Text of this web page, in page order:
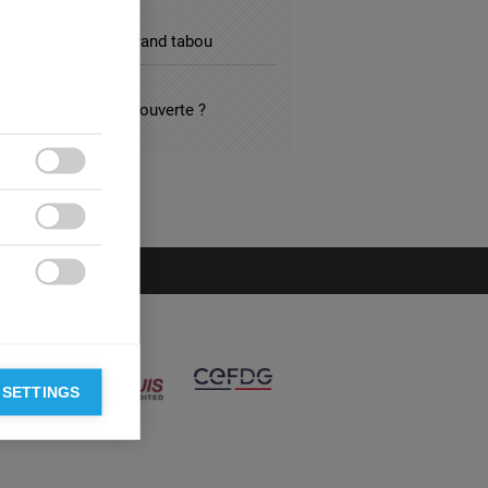
et pouvoir : le grand tabou
d’une grande découverte ?